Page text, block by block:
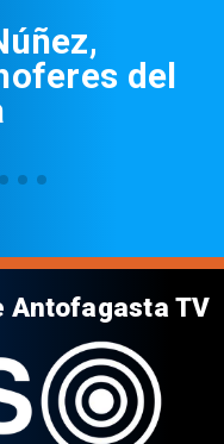
del
Antofagasta TV